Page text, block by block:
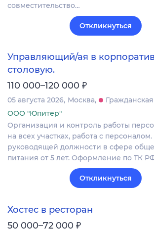
совместительство…
Откликнуться
Управляющий/ая в
столовую.
110 000–120 000 ₽
05 августа 2026 Москва
Гражданская
ООО "Юпитер"
Организация и контроль работы
на всех участках, работа с
руководящей должности в сфере
питания от 5 лет. Оформление по ТК
Откликнуться
Хостес в ресторан
50 000–72 000 ₽